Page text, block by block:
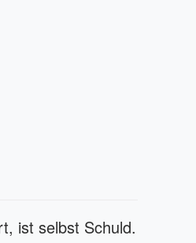
ist selbst Schuld.